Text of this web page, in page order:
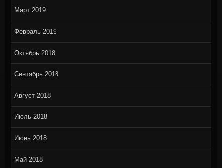
Март 2019
Февраль 2019
Октябрь 2018
Сентябрь 2018
Август 2018
Июль 2018
Июнь 2018
Май 2018